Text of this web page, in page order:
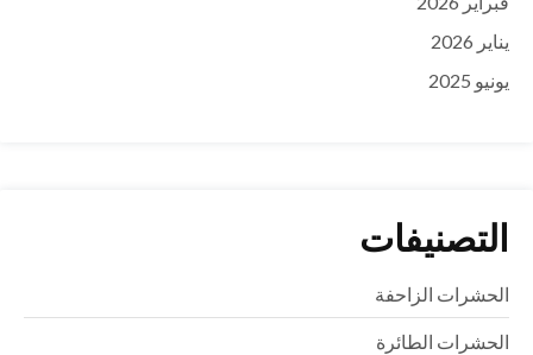
يناير 2026
يونيو 2025
التصنيفات
الحشرات الزاحفة
الحشرات الطائرة